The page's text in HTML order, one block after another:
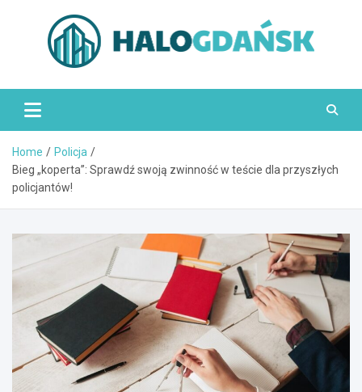
HaloGdańsk.pl
Home
Policja
Bieg „koperta”: Sprawdź swoją zwinność w teście dla przyszłych
policjantów!